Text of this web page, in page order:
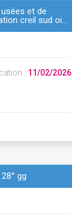
et de
creil sud oi…
: 11/02/2026
gg